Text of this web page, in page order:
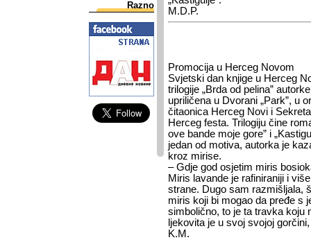
Razno
M.D.P.
Promocija u Herceg Novom
Svjetski dan knjige u Herceg
trilogije „Brda od pelina”
upriličena u Dvorani „Park”, u
čitaonica Herceg Novi i
Herceg festa. Trilogiju čine
ove bande moje gore” i
jedan od motiva, autorka je
kroz mirise.
– Gdje god osjetim miris
Miris lavande je rafiniraniji i
strane. Dugo sam razmišljala,
miris koji bi mogao da pređe s
simbolično, to je ta travka koju
ljekovita je u svoj svojoj
K.M.